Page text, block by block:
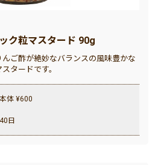
ク粒マスタード 90g
ご酢が絶妙なバランスの風味豊かな
タードです。
体 ¥600
日